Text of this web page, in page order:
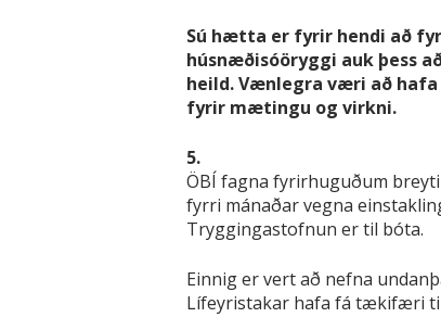
Sú hætta er fyrir hendi að
húsnæðisóöryggi auk þess
heild. Vænlegra væri að
fyrir mætingu og virkni.
5.
ÖBÍ fagna fyrirhuguðum
fyrri mánaðar vegna
Tryggingastofnun er til bóta.
Einnig er vert að nefna
Lífeyristakar hafa fá tækifæri